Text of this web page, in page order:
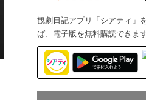
観劇日記アプリ「シアティ」
ば、電子版を無料購読できます